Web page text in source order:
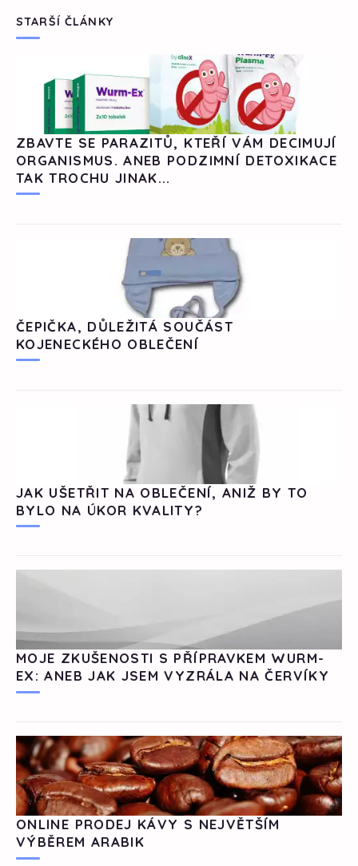
STARŠÍ ČLÁNKY
ZBAVTE SE PARAZITŮ, KTEŘÍ VÁM DECIMUJÍ
ORGANISMUS. ANEB PODZIMNÍ DETOXIKACE
TAK TROCHU JINAK...
ČEPIČKA, DŮLEŽITÁ SOUČÁST
KOJENECKÉHO OBLEČENÍ
JAK UŠETŘIT NA OBLEČENÍ, ANIŽ BY TO
BYLO NA ÚKOR KVALITY?
MOJE ZKUŠENOSTI S PŘÍPRAVKEM WURM-
EX: ANEB JAK JSEM VYZRÁLA NA ČERVÍKY
ONLINE PRODEJ KÁVY S NEJVĚTŠÍM
VÝBĚREM ARABIK